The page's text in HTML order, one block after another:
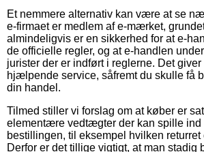
Et nemmere alternativ kan være at se
e-firmaet er medlem af e-mærket,
almindeligvis er en sikkerhed for at e-
de officielle regler, og at e-handlen
jurister der er indført i reglerne. Det
hjælpende service, såfremt du skulle få
din handel.
Tilmed stiller vi forslag om at køber er
elementære vedtægter der kan spille ind
bestillingen, til eksempel hvilken returret
Derfor er det tillige vigtigt, at man stadig